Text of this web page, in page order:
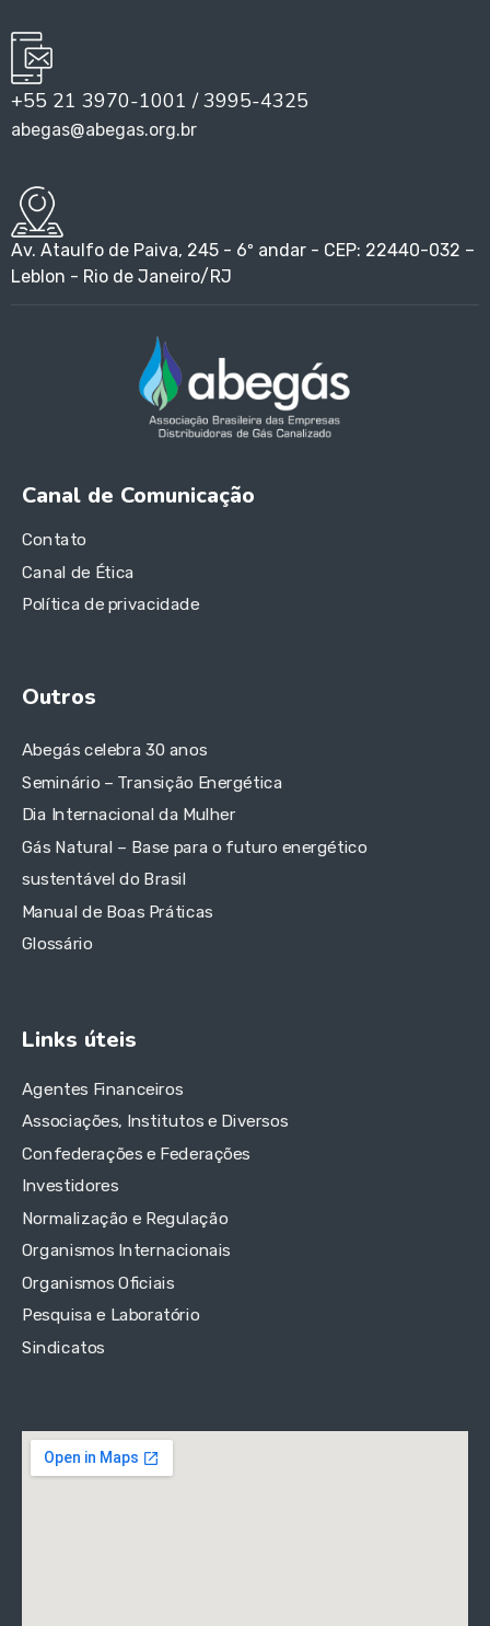
+55 21 3970-1001 / 3995-4325
abegas@abegas.org.br
Av. Ataulfo de Paiva, 245 - 6º andar - CEP: 22440-032 –
Leblon - Rio de Janeiro/RJ
Canal de Comunicação
Contato
Canal de Ética
Política de privacidade
Outros
Abegás celebra 30 anos
Seminário – Transição Energética
Dia Internacional da Mulher
Gás Natural – Base para o futuro energético
sustentável do Brasil
Manual de Boas Práticas
Glossário
Links úteis
Agentes Financeiros
Associações, Institutos e Diversos
Confederações e Federações
Investidores
Normalização e Regulação
Organismos Internacionais
Organismos Oficiais
Pesquisa e Laboratório
Sindicatos